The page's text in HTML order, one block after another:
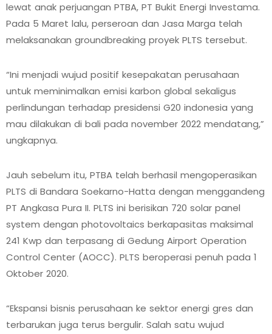
lewat anak perjuangan PTBA, PT Bukit Energi Investama.
Pada 5 Maret lalu, perseroan dan Jasa Marga telah
melaksanakan groundbreaking proyek PLTS tersebut.
“Ini menjadi wujud positif kesepakatan perusahaan
untuk meminimalkan emisi karbon global sekaligus
perlindungan terhadap presidensi G20 indonesia yang
mau dilakukan di bali pada november 2022 mendatang,”
ungkapnya.
Jauh sebelum itu, PTBA telah berhasil mengoperasikan
PLTS di Bandara Soekarno-Hatta dengan menggandeng
PT Angkasa Pura II. PLTS ini berisikan 720 solar panel
system dengan photovoltaics berkapasitas maksimal
241 Kwp dan terpasang di Gedung Airport Operation
Control Center (AOCC). PLTS beroperasi penuh pada 1
Oktober 2020.
“Ekspansi bisnis perusahaan ke sektor energi gres dan
terbarukan juga terus bergulir. Salah satu wujud